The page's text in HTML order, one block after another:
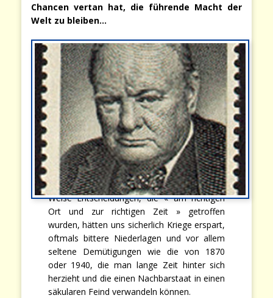
Chancen vertan hat, die führende Macht der
Welt zu bleiben…
Weise Entscheidungen, die « am richtigen
Ort und zur richtigen Zeit » getroffen
wurden, hätten uns sicherlich Kriege erspart,
oftmals bittere Niederlagen und vor allem
seltene Demütigungen wie die von 1870
oder 1940, die man lange Zeit hinter sich
herzieht und die einen Nachbarstaat in einen
säkularen Feind verwandeln können.